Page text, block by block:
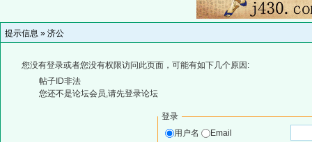
提示信息 » 济公
您没有登录或者您没有权限访问此页面，可能有如下几个原因:
帖子ID非法
您还不是论坛会员,请先登录论坛
登录
用户名
Email